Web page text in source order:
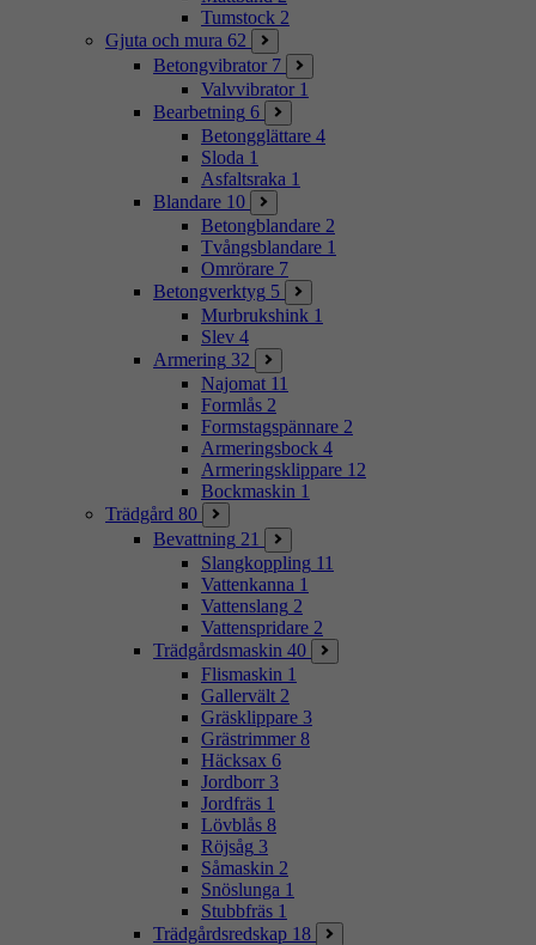
Tumstock 2
Gjuta och mura 62
Betongvibrator 7
Valvvibrator 1
Bearbetning 6
Betongglättare 4
Sloda 1
Asfaltsraka 1
Blandare 10
Betongblandare 2
Tvångsblandare 1
Omrörare 7
Betongverktyg 5
Murbrukshink 1
Slev 4
Armering 32
Najomat 11
Formlås 2
Formstagspännare 2
Armeringsbock 4
Armeringsklippare 12
Bockmaskin 1
Trädgård 80
Bevattning 21
Slangkoppling 11
Vattenkanna 1
Vattenslang 2
Vattenspridare 2
Trädgårdsmaskin 40
Flismaskin 1
Gallervält 2
Gräsklippare 3
Grästrimmer 8
Häcksax 6
Jordborr 3
Jordfräs 1
Lövblås 8
Röjsåg 3
Såmaskin 2
Snöslunga 1
Stubbfräs 1
Trädgårdsredskap 18